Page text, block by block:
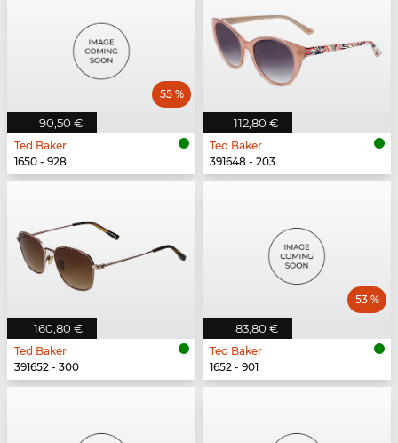
90,50 €
55 %
Ted Baker
1650 - 928
112,80 €
Ted Baker
391648 - 203
160,80 €
Ted Baker
391652 - 300
83,80 €
53 %
Ted Baker
1652 - 901